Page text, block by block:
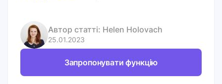
Автор статті: Helen Holovach
25.01.2023
Запропонувати функцію